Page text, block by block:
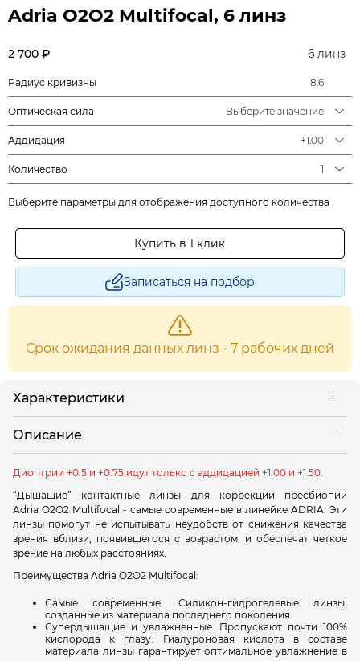
Adria О2О2 Multifocal, 6 линз
2 700 ₽ 6 линз
Радиус кривизны 8.6
Оптическая сила Выберите значение
Аддидация +1.00
Количество 1
Выберите параметры для отображения доступного количества
Купить в 1 клик
Записаться на подбор
Срок ожидания данных линз - 7 рабочих дней
Характеристики
Описание
Диоптрии +0.5 и +0.75 идут только с аддидацией +1.00 и +1.50.
“Дышащие” контактные линзы для коррекции пресбиопии
Adria O2O2 Multifocal - самые современные в линейке ADRIA. Эти
линзы помогут не испытывать неудобств от снижения качества
зрения вблизи, появившегося с возрастом, и обеспечат четкое
зрение на любых расстояниях.
Преимущества Adria O2O2 Multifocal:
Самые современные. Силикон-гидрогелевые линзы,
созданные из материала последнего поколения.
Супердышащие и увлажненные. Пропускают почти 100%
кислорода к глазу. Гиалуроновая кислота в составе
материала линзы гарантирует оптимальное увлажнение в